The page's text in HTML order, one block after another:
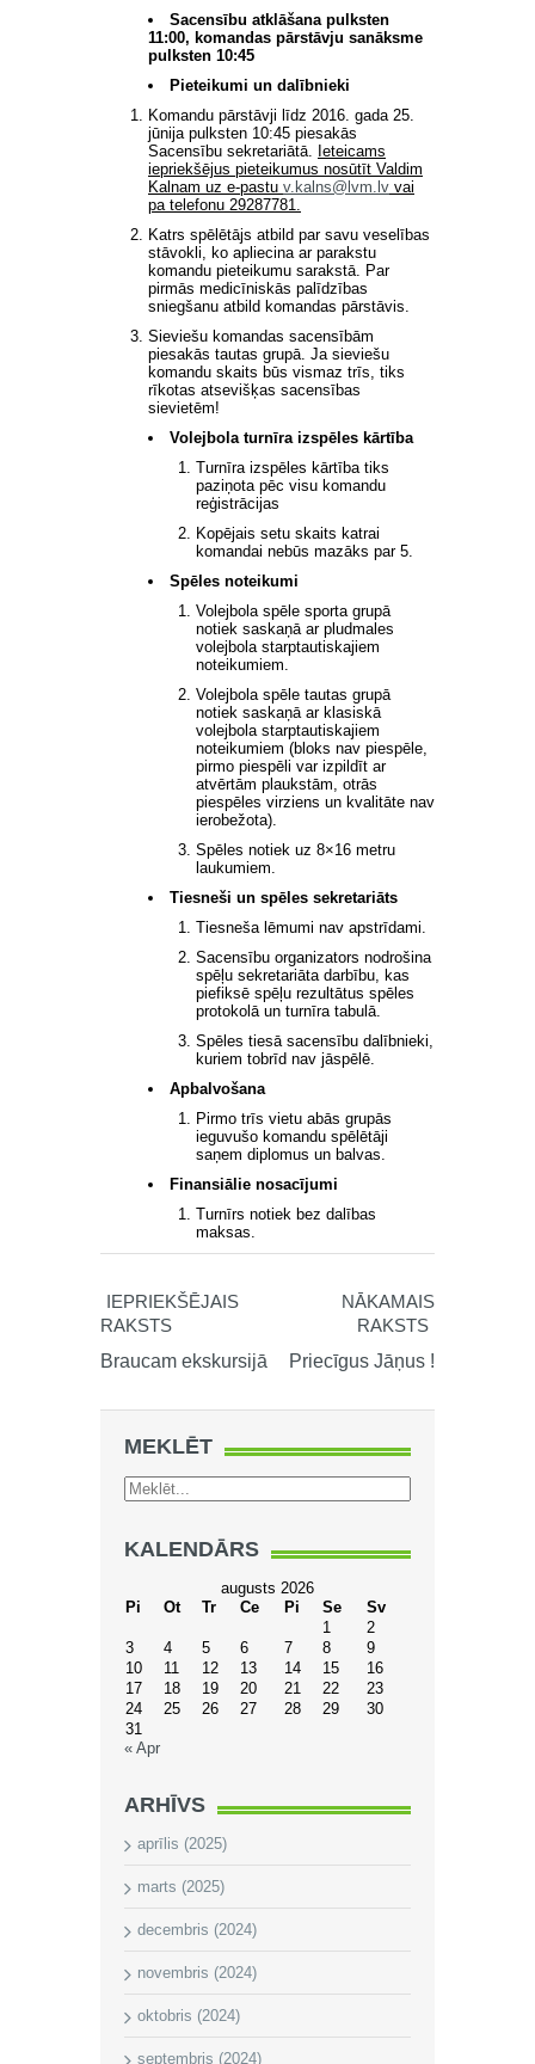
Sacensību atklāšana pulksten
11:00, komandas pārstāvju sanāksme
pulksten 10:45
Pieteikumi un dalībnieki
Komandu pārstāvji līdz 2016. gada 25.
jūnija pulksten 10:45 piesakās
Sacensību sekretariātā. Ieteicams
iepriekšējus pieteikumus nosūtīt Valdim
Kalnam uz e-pastu v.kalns@lvm.lv vai
pa telefonu 29287781.
Katrs spēlētājs atbild par savu veselības
stāvokli, ko apliecina ar parakstu
komandu pieteikumu sarakstā. Par
pirmās medicīniskās palīdzības
sniegšanu atbild komandas pārstāvis.
Sieviešu komandas sacensībām
piesakās tautas grupā. Ja sieviešu
komandu skaits būs vismaz trīs, tiks
rīkotas atsevišķas sacensības
sievietēm!
Volejbola turnīra izspēles kārtība
Turnīra izspēles kārtība tiks
paziņota pēc visu komandu
reģistrācijas
Kopējais setu skaits katrai
komandai nebūs mazāks par 5.
Spēles noteikumi
Volejbola spēle sporta grupā
notiek saskaņā ar pludmales
volejbola starptautiskajiem
noteikumiem.
Volejbola spēle tautas grupā
notiek saskaņā ar klasiskā
volejbola starptautiskajiem
noteikumiem (bloks nav piespēle,
pirmo piespēli var izpildīt ar
atvērtām plaukstām, otrās
piespēles virziens un kvalitāte nav
ierobežota).
Spēles notiek uz 8×16 metru
laukumiem.
Tiesneši un spēles sekretariāts
Tiesneša lēmumi nav apstrīdami.
Sacensību organizators nodrošina
spēļu sekretariāta darbību, kas
piefiksē spēļu rezultātus spēles
protokolā un turnīra tabulā.
Spēles tiesā sacensību dalībnieki,
kuriem tobrīd nav jāspēlē.
Apbalvošana
Pirmo trīs vietu abās grupās
ieguvušo komandu spēlētāji
saņem diplomus un balvas.
Finansiālie nosacījumi
Turnīrs notiek bez dalības
maksas.
IEPRIEKŠĒJAIS
RAKSTS
Braucam ekskursijā
NĀKAMAIS
RAKSTS
Priecīgus Jāņus !
MEKLĒT
KALENDĀRS
augusts 2026
Pi
Ot Tr Ce Pi Se
Sv
1
2
3
4 5 6 7 8
9
10
11 12 13 14 15
16
17
18 19 20 21 22
23
24
25 26 27 28 29
30
31
« Apr
ARHĪVS
aprīlis (2025)
marts (2025)
decembris (2024)
novembris (2024)
oktobris (2024)
septembris (2024)